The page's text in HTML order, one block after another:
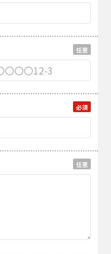
任意
必須
任意